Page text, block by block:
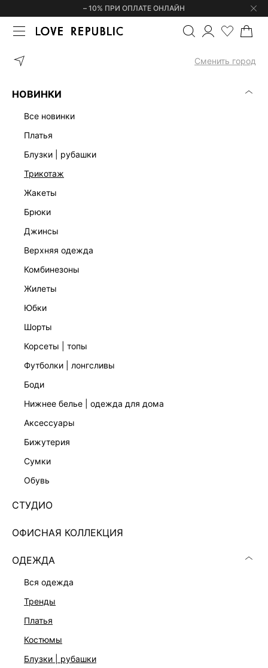
– 10% ПРИ ОПЛАТЕ ОНЛАЙН
Сменить город
НОВИНКИ
все новинки
платья
блузки | рубашки
трикотаж
жакеты
брюки
джинсы
верхняя одежда
комбинезоны
жилеты
юбки
шорты
корсеты | топы
футболки | лонгсливы
боди
нижнее белье | одежда для дома
аксессуары
бижутерия
сумки
обувь
СТУДИО
ОФИСНАЯ КОЛЛЕКЦИЯ
ОДЕЖДА
вся одежда
тренды
платья
костюмы
блузки | рубашки
ГЛАВНАЯ ЭКСКЛЮЗИВНО ОНЛАЙН
ЭКСКЛЮЗИВНО ОНЛАЙН
ЖИЛЕТ ИЗО ЛЬНА И ВИСКОЗЫ
2 999 ₽
НАТУРАЛЬНЫЙ ЛЕН